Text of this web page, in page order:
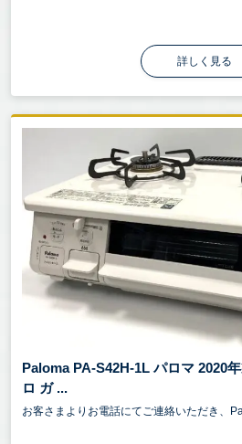
詳しく見る
Paloma PA-S42H-1L パロマ 2020
ロ ガ ...
お客さまよりお電話にてご連絡いただき、